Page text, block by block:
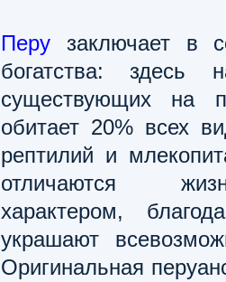
Перу заключает в
богатства: здесь
существующих на
обитает 20% всех
рептилий и
отличаются
характером,
украшают
Оригинальная